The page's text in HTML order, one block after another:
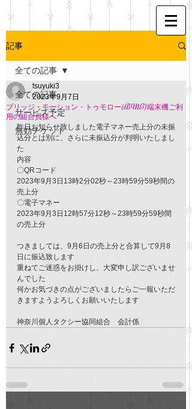
記事
全ての記事
サービス予定
無効チケット
全ての記事
ブリッジ・モーション・トゥモロー(BMT)端末機ご利
用の組合員様へ
tsuyuki3
2023年9月7日
昨日お知らせ致しました電子マネー売上分の未振
込分とは別に、さらに未振込分が判明いたしまし
た
内容
〇QRコード
2023年9月3日13時2分02秒～23時59分59秒間の
売上分
〇電子マネー
2023年9月3日12時57分12秒～23時59分59秒間
の売上分
つきましては、9月6日の売上分と合算して9月8
日に振込致します
重ねてご迷惑をお掛けし、大変申し訳ございませ
んでした
何かお気づきの点がございましたらご一報いただ
きますようよろしくお願いいたします
神奈川個人タクシー協同組合　会計係